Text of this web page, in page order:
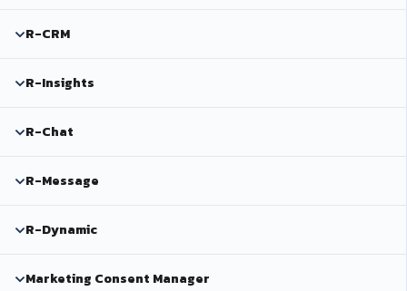
R-CRM
R-Insights
R-Chat
R-Message
R-Dynamic
Marketing Consent Manager